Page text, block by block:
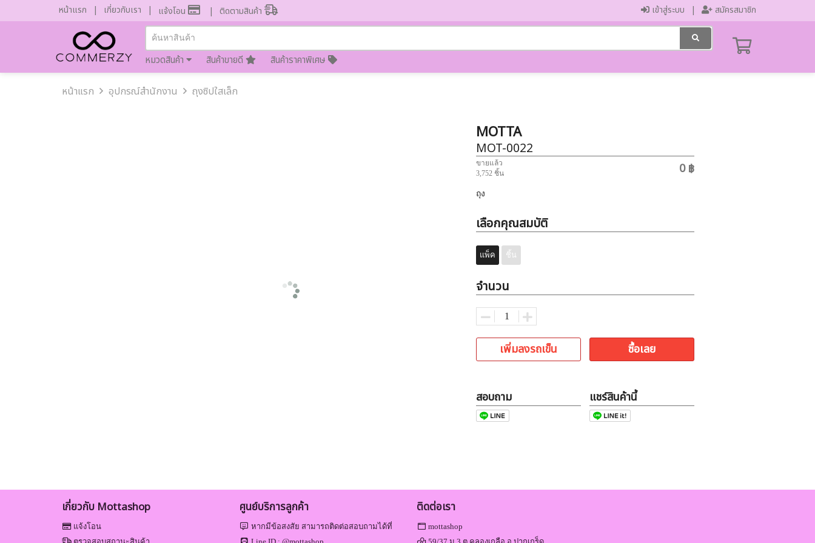
หน้าแรก เกี่ยวกับเรา แจ้งโอน ติดตามสินค้า เข้าสู่ระบบ สมัครสมาชิก
หมวดสินค้า สินค้าขายดี สินค้าราคาพิเศษ
หน้าแรก อุปกรณ์สำนักงาน ถุงซิปใสเล็ก
MOTTA
MOT-0022
0 ฿
ขายแล้ว
3,752 ชิ้น
ถุง
เลือกคุณสมบัติ
แพ็ค ชิ้น
จำนวน
เพิ่มลงรถเข็น ซื้อเลย
สอบถาม แชร์สินค้านี้
เกี่ยวกับ Mottashop
แจ้งโอน
ศูนย์บริการลูกค้า
หากมีข้อสงสัย สามารถติดต่อสอบถามได้ที่
ติดต่อเรา
mottashop